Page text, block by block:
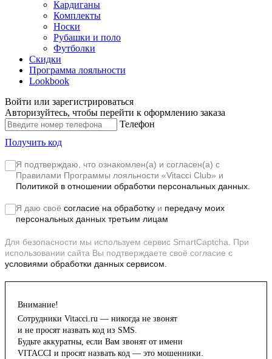
Кардиганы
Комплекты
Носки
Рубашки и поло
Футболки
Скидки
Программа лояльности
Lookbook
Войти или зарегистрироваться
Авторизуйтесь, чтобы перейти к оформлению заказа
Телефон
Получить код
Я подтверждаю, что ознакомлен(а) и согласен(а) с
Правилами Программы лояльности «Vitacci Club» и
Политикой в отношении обработки персональных данных.
Я даю своё согласие на обработку и передачу моих
персональных данных третьим лицам
Для безопасности мы используем сервис SmartCaptcha. При
использовании сайта Вы подтверждаете своё согласие с
условиями обработки данных сервисом.
Внимание!
Сотрудники Vitacci.ru — никогда не звонят
и не просят назвать код из SMS.
Будьте аккуратны, если Вам звонят от имени
VITACCI и просят назвать код — это мошенники.